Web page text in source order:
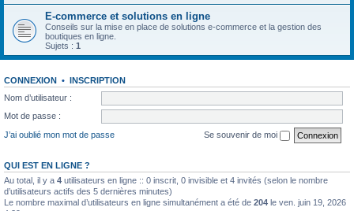
E-commerce et solutions en ligne
Conseils sur la mise en place de solutions e-commerce et la gestion des
boutiques en ligne.
Sujets : 1
CONNEXION • INSCRIPTION
Nom d’utilisateur :
Mot de passe :
J’ai oublié mon mot de passe
Se souvenir de moi
QUI EST EN LIGNE ?
Au total, il y a 4 utilisateurs en ligne :: 0 inscrit, 0 invisible et 4 invités (selon le nombre
d’utilisateurs actifs des 5 dernières minutes)
Le nombre maximal d’utilisateurs en ligne simultanément a été de 204 le ven. juin 19, 2026